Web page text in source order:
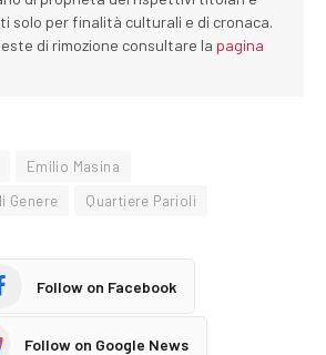
solo per finalità culturali e di cronaca.
di rimozione consultare la pagina
Emilio Masina
Genere
Quartiere Parioli
Follow on Facebook
Follow on Google News